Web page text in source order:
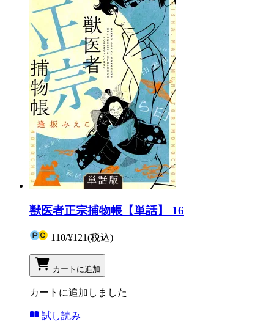
獣医者正宗捕物帳【単話】 16
110/¥121(税込)
カートに追加
カートに追加しました
試し読み